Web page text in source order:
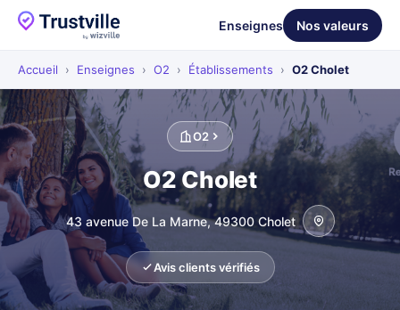
Enseignes Nos valeurs
Accueil › Enseignes › O2 › Établissements › O2 Cholet
O2
O2 Cholet
43 avenue De La Marne, 49300 Cholet
Avis clients vérifiés